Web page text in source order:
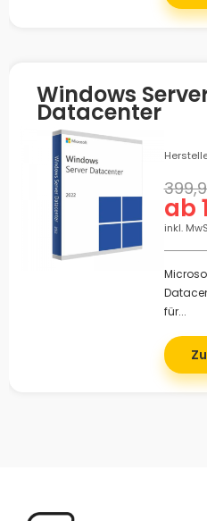
Windows
Datacenter
ab
inkl.
für...